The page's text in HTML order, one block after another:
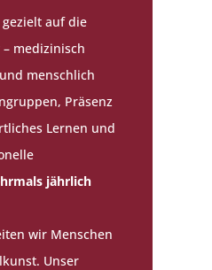
auf die
medizinisch
menschlich
Präsenz
Lernen und
jährlich
wir Menschen
Unser